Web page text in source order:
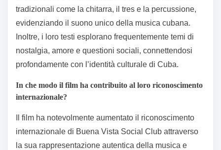
tradizionali come la chitarra, il tres e la percussione,
evidenziando il suono unico della musica cubana.
Inoltre, i loro testi esplorano frequentemente temi di
nostalgia, amore e questioni sociali, connettendosi
profondamente con l’identità culturale di Cuba.
In che modo il film ha contribuito al loro riconoscimento
internazionale?
Il film ha notevolmente aumentato il riconoscimento
internazionale di Buena Vista Social Club attraverso
la sua rappresentazione autentica della musica e